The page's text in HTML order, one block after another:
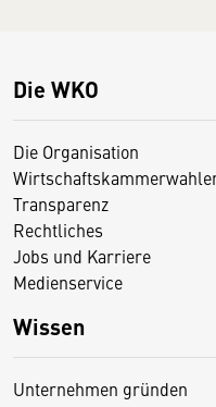
Die WKO
Die Organisation
Transparenz
Rechtliches
Jobs und Karriere
Medienservice
Wissen
Unternehmen gründen